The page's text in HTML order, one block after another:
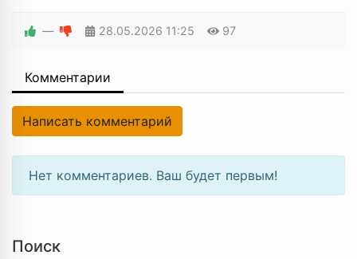
— 28.05.2026 11:25 97
Комментарии
Написать комментарий
Нет комментариев. Ваш будет первым!
Поиск